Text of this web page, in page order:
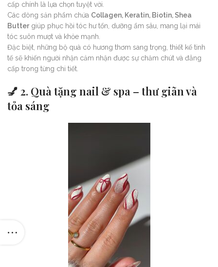
cấp chính là lựa chọn tuyệt vời.
Các dòng sản phẩm chứa Collagen, Keratin, Biotin, Shea
Butter giúp phục hồi tóc hư tổn, dưỡng ẩm sâu, mang lại mái
tóc suôn mượt và khỏe mạnh.
Đặc biệt, những bộ quà có hương thơm sang trọng, thiết kế tinh
tế sẽ khiến người nhận cảm nhận được sự chăm chút và đẳng
cấp trong từng chi tiết.
💅 2. Quà tặng nail & spa – thư giãn và
tỏa sáng